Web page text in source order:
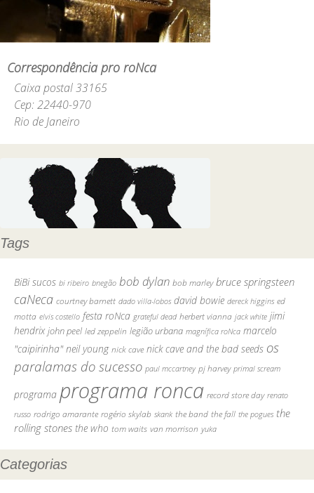
Correspondência pro roNca
Caixa postal 33165
Cep: 22440-970
Rio de Janeiro
Tags
BiBi sucos bi ribeiro bnegão bob dylan bob marley bruce springsteen
caNeca courtney barnett dado villa-lobos david bowie dereck higgins ed
motta elvis costello festa roNca grateful dead herbert vianna jack white jimi
hendrix john peel led zeppelin legião urbana magnífica roNca marcelo
"caipirinha" neil young nick cave nick cave and the bad seeds os
paralamas do sucesso paul mccartney pj harvey primal scream
programa programa ronca record store day renato
russo rodrigo amarante rogério skylab skank the band the fall the pogues the
rolling stones the who tom waits van morrison yuka
Categorias